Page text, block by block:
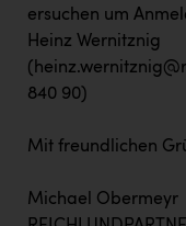
TGW Logistics
TRAILOMAT &
VERITAS
Wir besiegen Krebs
ersuchen um
Heinz Wernitznig
840 90)
Mit freundlichen
Michael Obermeyr